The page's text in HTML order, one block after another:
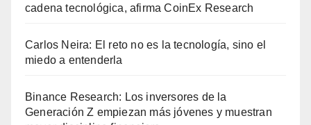
cadena tecnológica, afirma CoinEx Research
Carlos Neira: El reto no es la tecnología, sino el
miedo a entenderla
Binance Research: Los inversores de la
Generación Z empiezan más jóvenes y muestran